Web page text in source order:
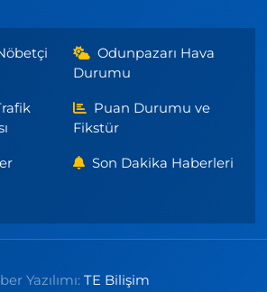
Odunpazarı Hava
Durumu
Puan Durumu ve
Fikstür
Son Dakika Haberleri
Yazılımı: TE Bilişim